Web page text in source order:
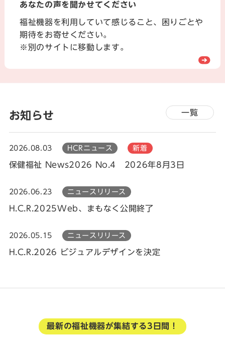
あなたの声を聞かせてください
福祉機器を利用していて感じること、困りごとや
期待をお寄せください。
※別のサイトに移動します。
お知らせ 一覧
2026.08.03 HCRニュース 新着
保健福祉 News2026 No.4 2026年8月3日
2026.06.23 ニュースリリース
H.C.R.2025Web、まもなく公開終了
2026.05.15 ニュースリリース
H.C.R.2026 ビジュアルデザインを決定
最新の福祉機器が集結する3日間！